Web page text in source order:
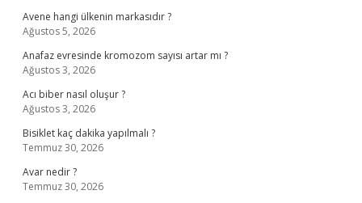
Avene hangi ülkenin markasıdır ?
Ağustos 5, 2026
Anafaz evresinde kromozom sayısı artar mı ?
Ağustos 3, 2026
Acı biber nasıl oluşur ?
Ağustos 3, 2026
Bisiklet kaç dakika yapılmalı ?
Temmuz 30, 2026
Avar nedir ?
Temmuz 30, 2026